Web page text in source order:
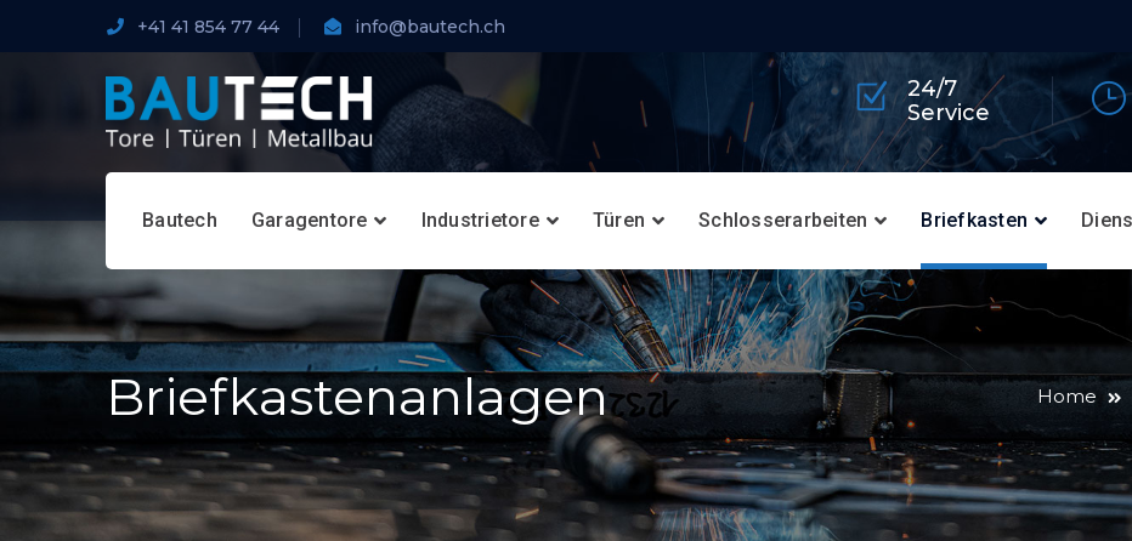
+41 41 854 77 44 info@bautech.ch
24/7
Service
Bautech Garagentore Industrietore Türen Schlosserarbeiten Briefkasten
Briefkastenanlagen Home